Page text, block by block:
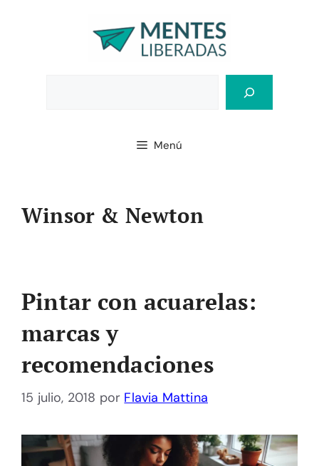
Menú
Winsor & Newton
Pintar con acuarelas:
marcas y
recomendaciones
15 julio, 2018 por Flavia Mattina